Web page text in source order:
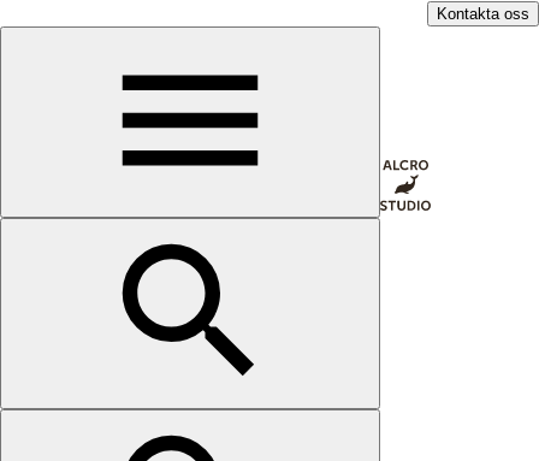
Kontakta oss